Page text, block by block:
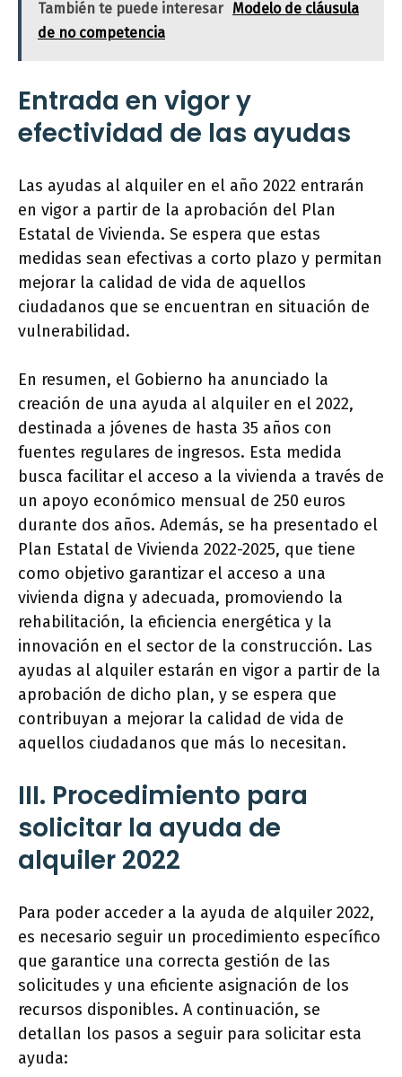
También te puede interesar Modelo de cláusula
de no competencia
Entrada en vigor y
efectividad de las ayudas
Las ayudas al alquiler en el año 2022 entrarán
en vigor a partir de la aprobación del Plan
Estatal de Vivienda. Se espera que estas
medidas sean efectivas a corto plazo y permitan
mejorar la calidad de vida de aquellos
ciudadanos que se encuentran en situación de
vulnerabilidad.
En resumen, el Gobierno ha anunciado la
creación de una ayuda al alquiler en el 2022,
destinada a jóvenes de hasta 35 años con
fuentes regulares de ingresos. Esta medida
busca facilitar el acceso a la vivienda a través de
un apoyo económico mensual de 250 euros
durante dos años. Además, se ha presentado el
Plan Estatal de Vivienda 2022-2025, que tiene
como objetivo garantizar el acceso a una
vivienda digna y adecuada, promoviendo la
rehabilitación, la eficiencia energética y la
innovación en el sector de la construcción. Las
ayudas al alquiler estarán en vigor a partir de la
aprobación de dicho plan, y se espera que
contribuyan a mejorar la calidad de vida de
aquellos ciudadanos que más lo necesitan.
III. Procedimiento para
solicitar la ayuda de
alquiler 2022
Para poder acceder a la ayuda de alquiler 2022,
es necesario seguir un procedimiento específico
que garantice una correcta gestión de las
solicitudes y una eficiente asignación de los
recursos disponibles. A continuación, se
detallan los pasos a seguir para solicitar esta
ayuda: